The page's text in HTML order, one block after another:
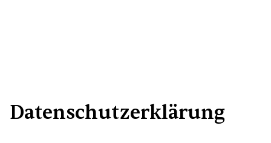
Datenschutzerklärung